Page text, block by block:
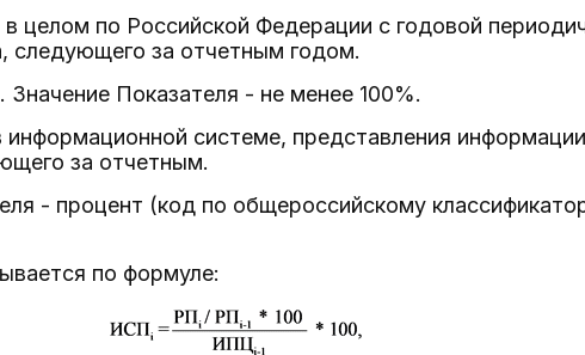
в целом по Российской Федерации с годовой
следующего за отчетным годом.
Значение Показателя - не менее 100%.
информационной системе, представления
за отчетным.
- процент (код по общероссийскому
по формуле: